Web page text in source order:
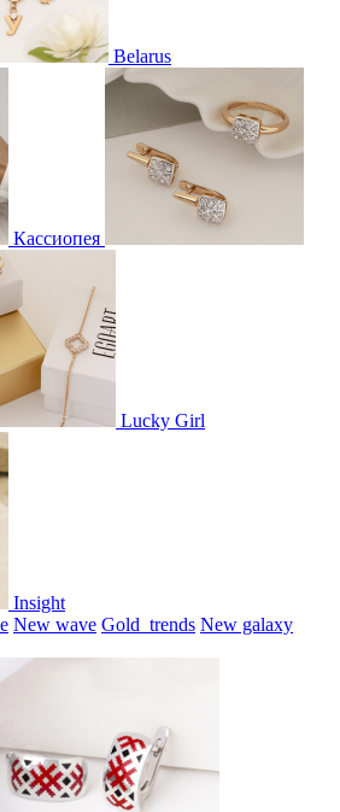
Belarus
Кассиопея
Lucky Girl
Insight
New wave Gold_trends New galaxy